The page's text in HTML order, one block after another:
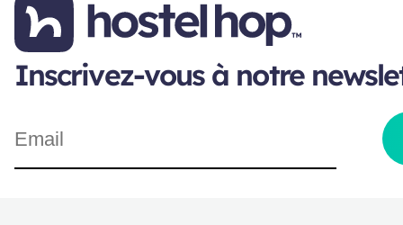
Inscrivez-vous à notre